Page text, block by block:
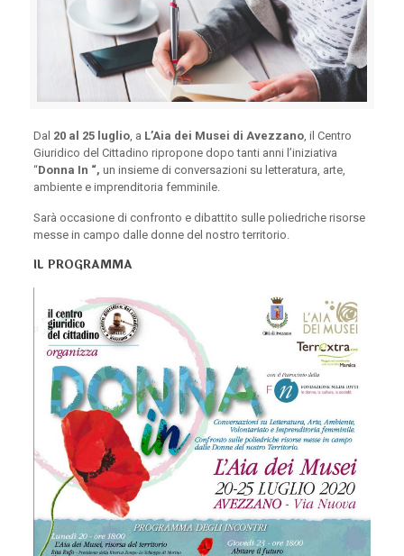
Dal 20 al 25 luglio, a L’Aia dei Musei di Avezzano, il Centro
Giuridico del Cittadino ripropone dopo tanti anni l’iniziativa
“Donna In “, un insieme di conversazioni su letteratura, arte,
ambiente e imprenditoria femminile.
Sarà occasione di confronto e dibattito sulle poliedriche risorse
messe in campo dalle donne del nostro territorio.
IL PROGRAMMA